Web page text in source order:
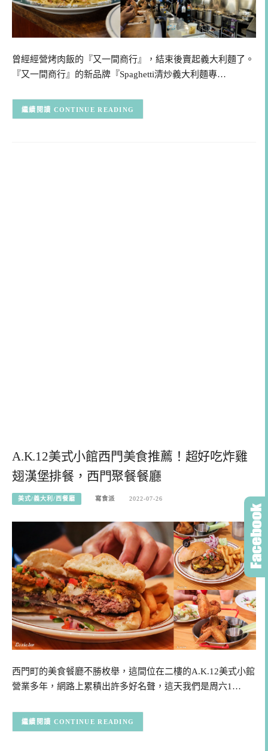
曾經經營烤肉飯的『又一間商行』，結束後賣起義大利麵了。
『又一間商行』的新品牌『Spaghetti清炒義大利麵專…
CONTINUE READING
A.K.12美式小館西門美食推薦！超好吃炸雞
翅漢堡排餐，西門聚餐餐廳
美式/義大利/西餐廳 寫食派 2022-07-26
西門町的美食餐廳不勝枚舉，這間位在二樓的A.K.12美式小館
營業多年，網路上累積出許多好名聲，這天我們是周六1…
CONTINUE READING